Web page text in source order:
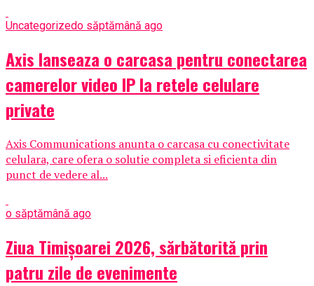
Uncategorizedo săptămână ago
Axis lanseaza o carcasa pentru conectarea
camerelor video IP la retele celulare
private
Axis Communications anunta o carcasa cu conectivitate
celulara, care ofera o solutie completa si eficienta din
punct de vedere al...
o săptămână ago
Ziua Timișoarei 2026, sărbătorită prin
patru zile de evenimente